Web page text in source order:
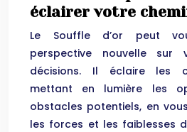
éclairer votre
Le Souffle d’or peut
perspective nouvelle
décisions. Il éclaire les
mettant en lumière les
obstacles potentiels, en
les forces et les faiblesses